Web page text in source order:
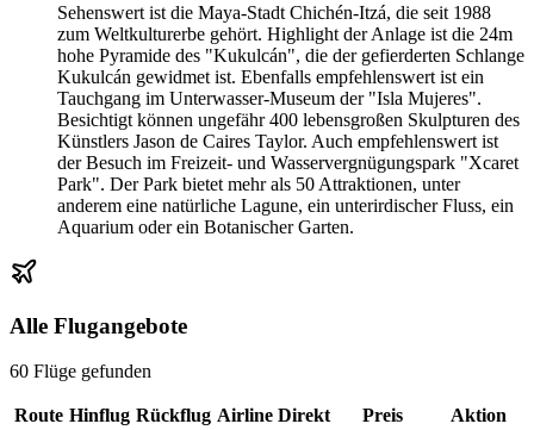
Sehenswert ist die Maya-Stadt Chichén-Itzá, die seit 1988
zum Weltkulturerbe gehört. Highlight der Anlage ist die 24m
hohe Pyramide des "Kukulcán", die der gefierderten Schlange
Kukulcán gewidmet ist. Ebenfalls empfehlenswert ist ein
Tauchgang im Unterwasser-Museum der "Isla Mujeres".
Besichtigt können ungefähr 400 lebensgroßen Skulpturen des
Künstlers Jason de Caires Taylor. Auch empfehlenswert ist
der Besuch im Freizeit- und Wasservergnügungspark "Xcaret
Park". Der Park bietet mehr als 50 Attraktionen, unter
anderem eine natürliche Lagune, ein unterirdischer Fluss, ein
Aquarium oder ein Botanischer Garten.
Alle Flugangebote
60 Flüge gefunden
Route Hinflug Rückflug Airline Direkt Preis
Aktion